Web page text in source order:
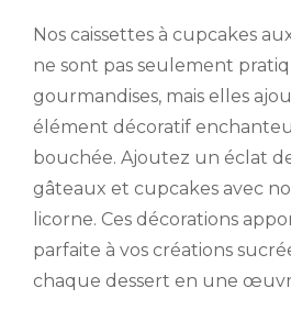
Nos caissettes à cupcakes
ne sont pas seulement
gourmandises, mais elles
élément décoratif
bouchée. Ajoutez un éclat
gâteaux et cupcakes avec
licorne. Ces décorations
parfaite à vos créations
chaque dessert en une